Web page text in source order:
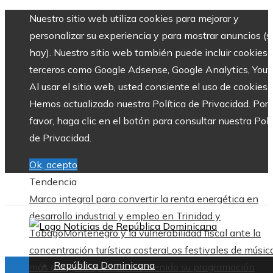
Nuestro sitio web utiliza cookies para mejorar y
personalizar su experiencia y para mostrar anuncios
hay). Nuestro sitio web también puede incluir cookies
terceros como Google Adsense, Google Analytics,
Al usar el sitio web, usted consiente el uso de cookies.
Hemos actualizado nuestra Política de Privacidad. Por
favor, haga clic en el botón para consultar nuestra
de Privacidad.
Ok, acepto
Tendencia
Marco integral para convertir la renta energética en
desarrollo industrial y empleo en Trinidad y
TobagoMontenegro y la vulnerabilidad fiscal ante la
concentración turística costeraLos festivales de
más antiguos que han mantenido su programación
República Dominicana